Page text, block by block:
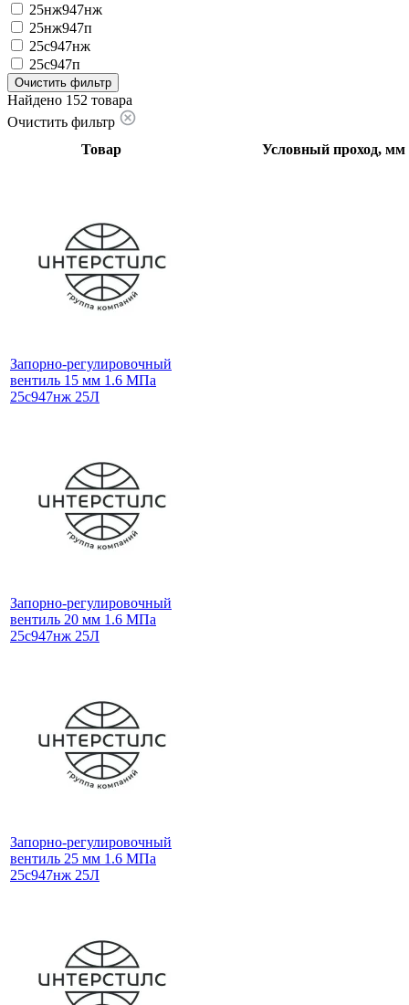
25нж947нж
25нж947п
25с947нж
25с947п
Очистить фильтр
Найдено 152 товара
Очистить фильтр
Товар
Условный проход, мм
Запорно-регулировочный
вентиль 15 мм 1.6 МПа
25с947нж 25Л
Запорно-регулировочный
вентиль 20 мм 1.6 МПа
25с947нж 25Л
Запорно-регулировочный
вентиль 25 мм 1.6 МПа
25с947нж 25Л